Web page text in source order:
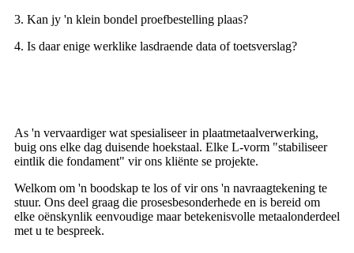
3. Kan jy 'n klein bondel proefbestelling plaas?
4. Is daar enige werklike lasdraende data of toetsverslag?
As 'n vervaardiger wat spesialiseer in plaatmetaalverwerking,
buig ons elke dag duisende hoekstaal. Elke L-vorm "stabiliseer
eintlik die fondament" vir ons kliënte se projekte.
Welkom om 'n boodskap te los of vir ons 'n navraagtekening te
stuur. Ons deel graag die prosesbesonderhede en is bereid om
elke oënskynlik eenvoudige maar betekenisvolle metaalonderdeel
met u te bespreek.